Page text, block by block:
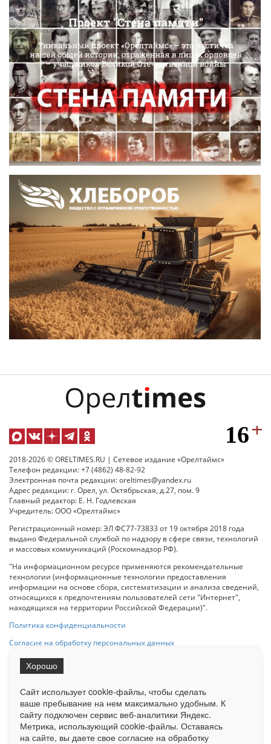
2018-2026 © ORELTIMES.RU | Сетевое издание «Орелтаймс»
Телефон редакции: +7 (4862) 48-82-92
Электронная почта редакции: oreltimes@yandex.ru
Адрес редакции: г. Орел, ул. Октябрьская, д.27, пом. 9
Главный редактор: Е. Н. Годлевская
Учредитель: ООО «Орелтаймс»
Регистрационный номер: ЭЛ ФС77-73833 от 19 октября 2018 года
выдано Федеральной службой по надзору в сфере связи, технологий
и массовых коммуникаций (Роскомнадзор РФ).
"На информационном ресурсе применяются рекомендательные
технологии (информационные технологии предоставления
информации на основе сбора, систематизации и анализа сведений,
относящихся к предпочтениям пользователей сети "Интернет",
находящихся на территории Российской Федерации)".
Политика конфиденциальности
Согласие на обработку персональных данных
на Сетевое издание «ОрелТаймс» обязательна.
Ограниченная статистика посещаемости доступна на сайте
Liveinternet.ru . Подробная статистика для рекламодателей по запросу
у менеджера.
Сайт использует cookie-файлы, чтобы сделать
ваше пребывание на нем максимально удобным. К
cайту подключен сервис веб-аналитики Яндекс.
Метрика, использующий cookie-файлы. Оставаясь
на сайте, вы даете свое согласие на обработку
Хорошо